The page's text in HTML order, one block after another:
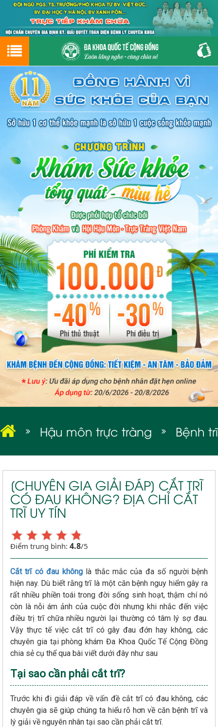
Hotline0243.9656.999tư vấn miễn phí
GIỚI THIỆU
GIỚI THIỆU VỀ PHÒNG KHÁM
CƠ SỞ VẬT CHẤT
ĐẶT HẸN LỊCH KHÁM
ĐƯỜNG TỚI PHÒNG KHÁM
PHỤ KHOA
BỆNH HẬU MÔN
BỆNH XÃ HỘI
Hậu môn trực tràng Bệnh trĩ
[CHUYÊN GIA GIẢI ĐÁP] CẮT TRĨ
CÓ ĐAU KHÔNG? ĐỊA CHỈ CẮT
TRĨ UY TÍN
Điểm trung bình: 4.8/5
Cắt trĩ có đau khônglà thắc mắc của đa số người bệnh
hiện nay. Dù biết rằng trĩ là một căn bệnh nguy hiểm gây ra
rất nhiều phiền toái trong đời sống sinh hoạt, thậm chí nó
còn là nỗi ám ảnh của cuộc đời nhưng khi nhắc đến việc
điều trị trĩ chữa nhiều người lại thường có tâm lý sợ đau.
Vậy thực tế việc cắt trĩ có gây đau đớn hay không, các
chuyên gia tại phòng khám Đa Khoa Quốc Tế Cộng Đồng
chia sẻ cụ thể qua bài viết dưới đây như sau
Tại sao cần phải cắt trĩ?
Trước khi đi giải đáp về vấn đề cắt trĩ có đau không, các
chuyên gia sẽ giúp chúng ta hiểu rõ hơn về căn bệnh trĩ và
lý giải về nguyên nhân tại sao cần phải cắt trĩ.